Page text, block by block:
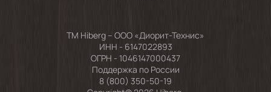
TM Hiberg – ООО «Диорит-Технис»
ИНН - 6147022893
ОГРН - 1046147000437
Поддержка по России
8 (800) 350-50-19